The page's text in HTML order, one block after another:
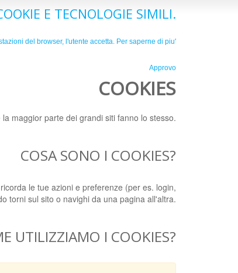
E TECNOLOGIE SIMILI.
del browser, l'utente accetta. Per saperne di piu'
Approvo
COOKIES
maggior parte dei grandi siti fanno lo stesso.
COSA SONO I COOKIES?
le tue azioni e preferenze (per es. login,
torni sul sito o navighi da una pagina all'altra.
UTILIZZIAMO I COOKIES?